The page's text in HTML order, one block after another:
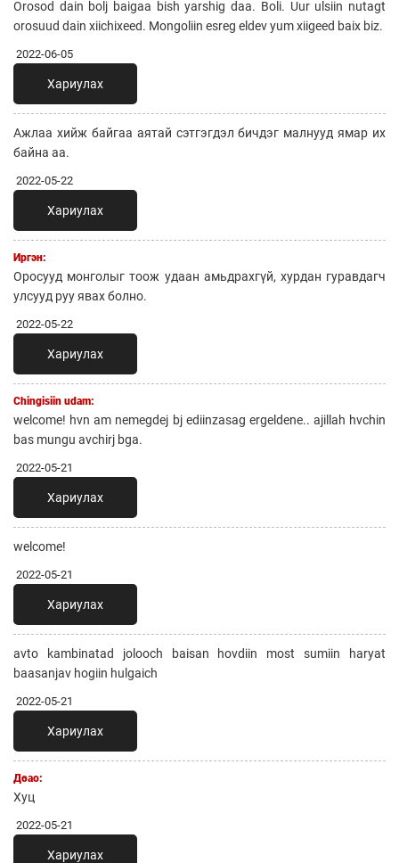
Orosod dain bolj baigaa bish yarshig daa. Boli. Uur ulsiin nutagt
orosuud dain xiichixeed. Mongoliin esreg eldev yum xiigeed baix biz.
2022-06-05
Хариулах
Ажлаа хийж байгаа аятай сэтгэгдэл бичдэг малнууд ямар их
байна аа.
2022-05-22
Хариулах
Иргэн:
Оросууд монголыг тоож удаан амьдрахгүй, хурдан гуравдагч
улсууд руу явах болно.
2022-05-22
Хариулах
Chingisiin udam:
welcome! hvn am nemegdej bj ediinzasag ergeldene.. ajillah hvchin
bas mungu avchirj bga.
2022-05-21
Хариулах
welcome!
2022-05-21
Хариулах
avto kambinatad jolooch baisan hovdiin most sumiin haryat
baasanjav hogiin hulgaich
2022-05-21
Хариулах
Дөао:
Хуц
2022-05-21
Хариулах